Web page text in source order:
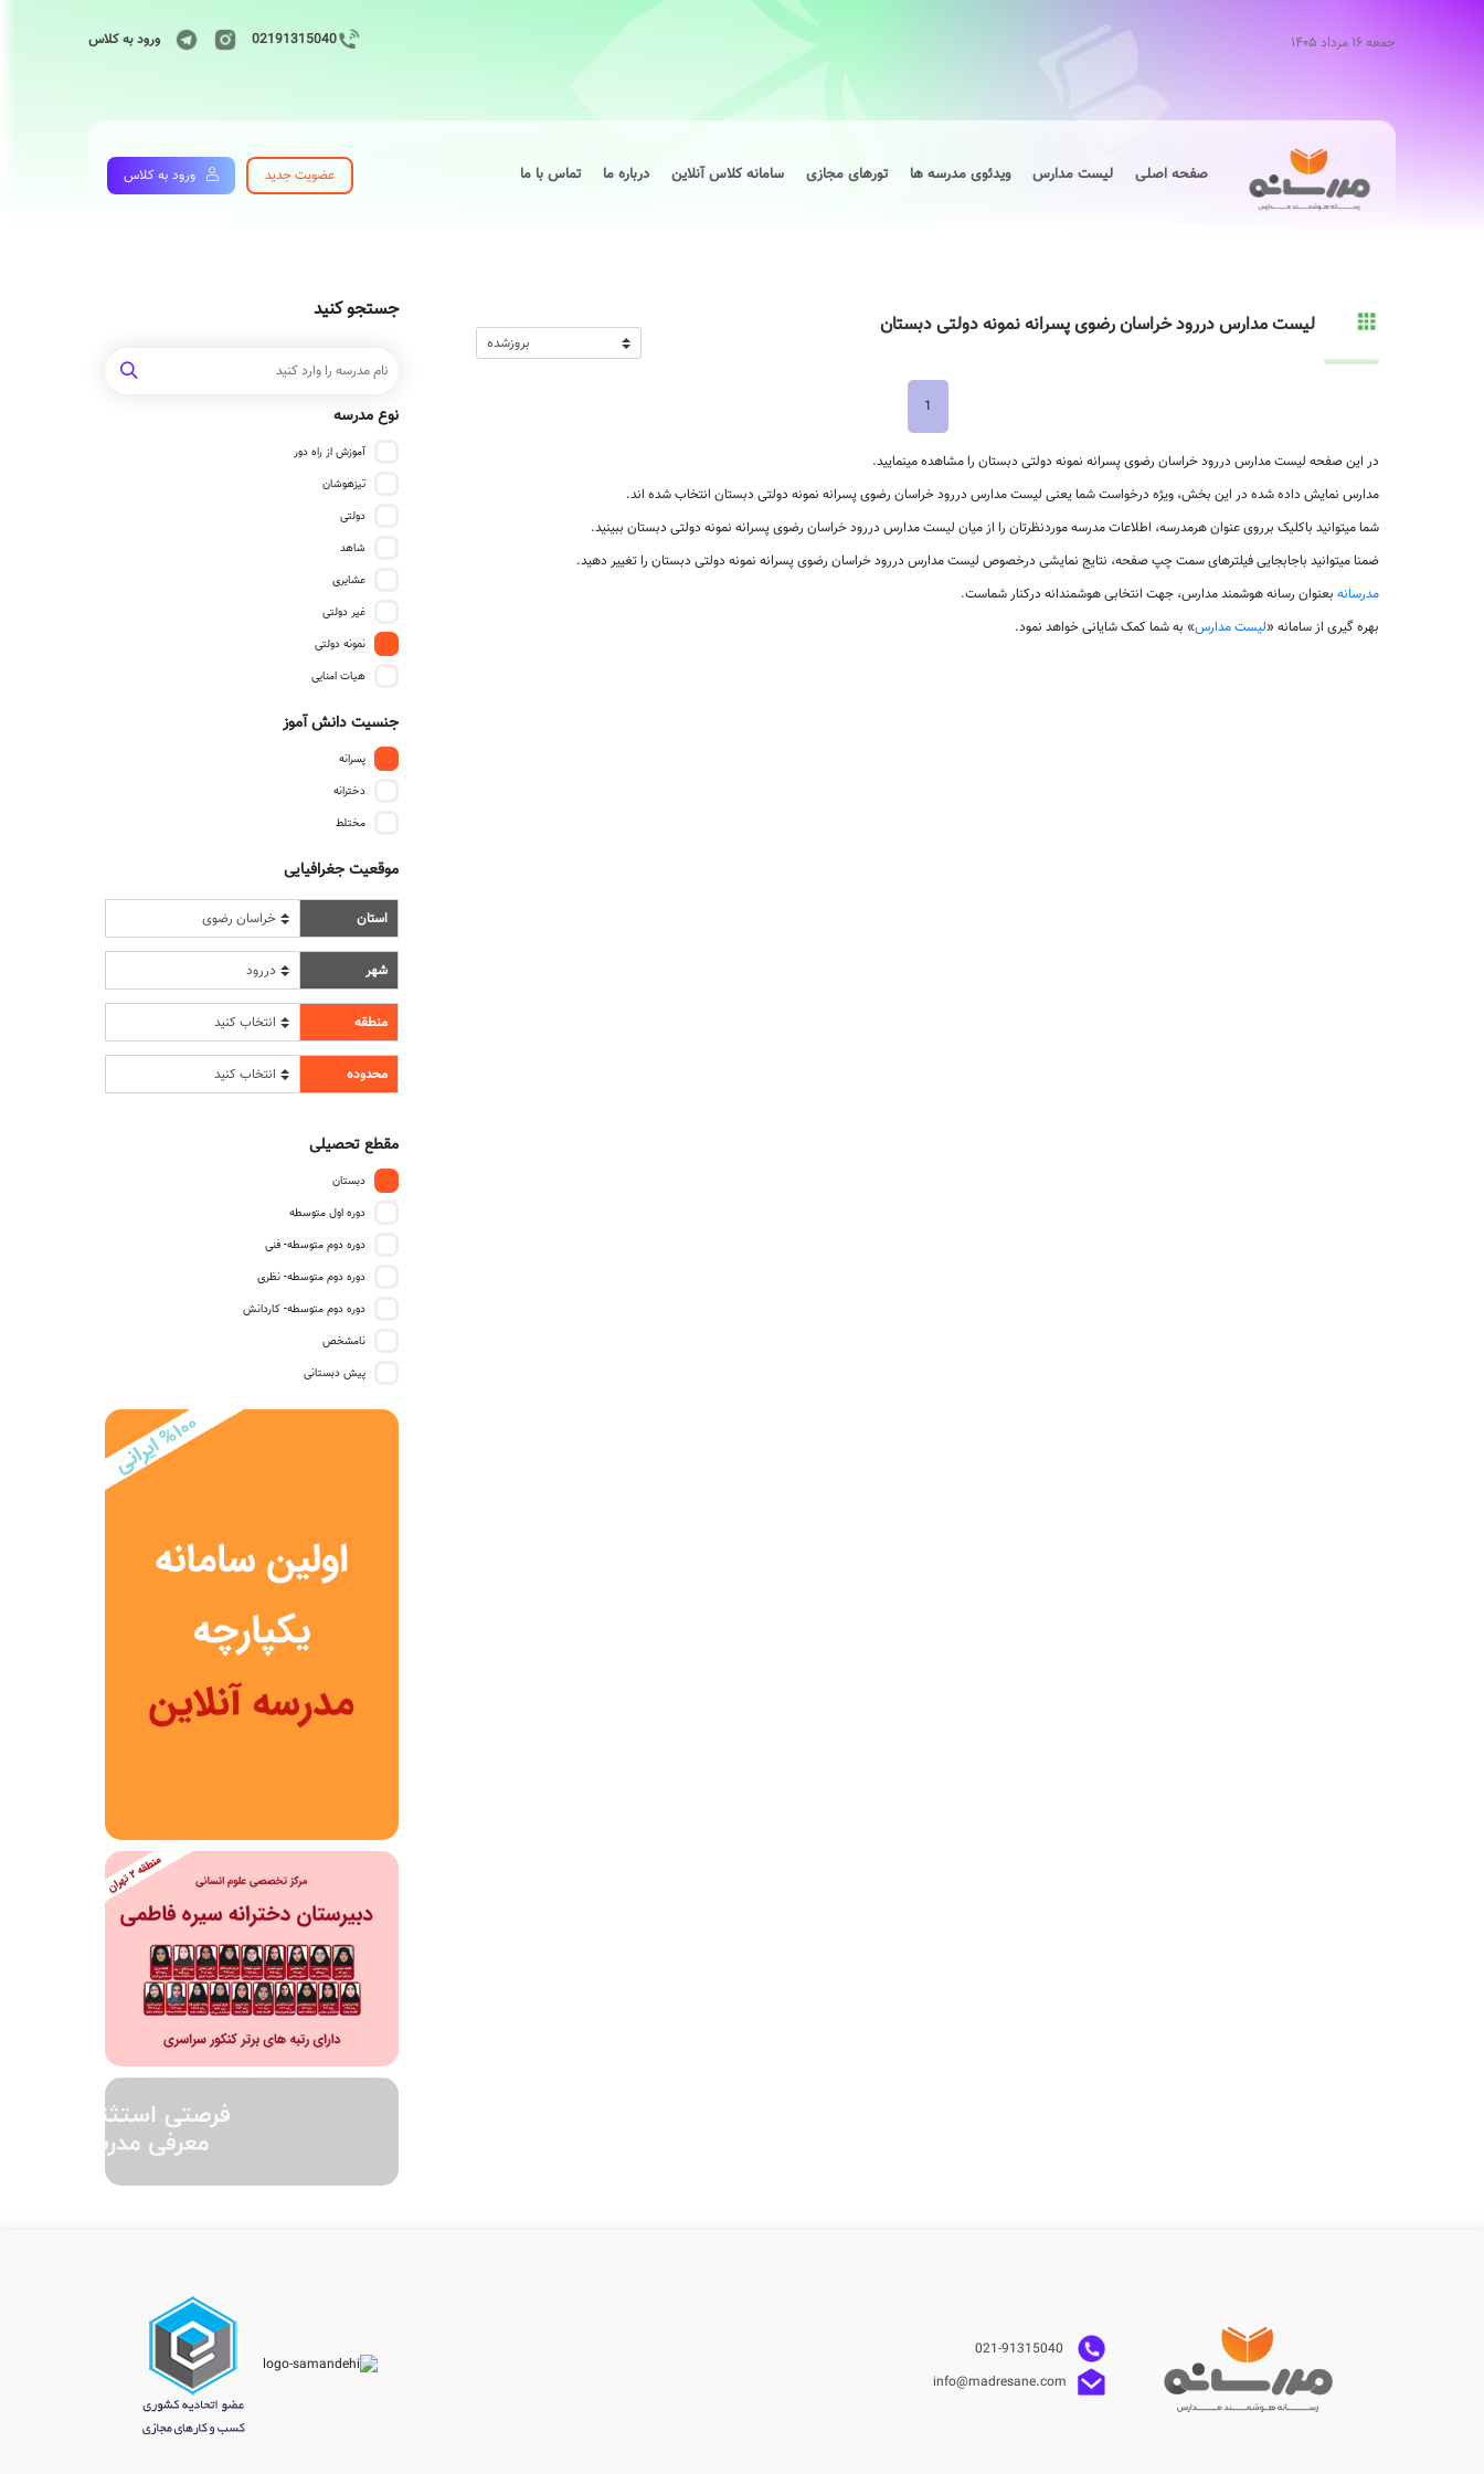
جمعه ۱۶ مرداد ۱۴۰۵ 02191315040 ورود به کلاس
صفحه اصلی لیست مدارس ویدئوی مدرسه ها تورهای مجازی سامانه کلاس آنلاین درباره ما تماس با ما عضویت جدید ورود به کلاس
جستجو کنید
نوع مدرسه
آموزش از راه دور
تیزهوشان
دولتی
شاهد
عشایری
غیر دولتی
نمونه دولتی
هیات امنایی
جنسیت دانش آموز
پسرانه
دخترانه
مختلط
موقعیت جغرافیایی
استان
شهر
منطقه
محدوده
مقطع تحصیلی
دبستان
دوره اول متوسطه
دوره دوم متوسطه- فنی
دوره دوم متوسطه- نظری
دوره دوم متوسطه- کاردانش
نامشخص
پیش دبستانی
لیست مدارس دررود خراسان رضوی پسرانه نمونه دولتی دبستان
1
در این صفحه لیست مدارس دررود خراسان رضوی پسرانه نمونه دولتی دبستان را مشاهده مینمایید.
مدارس نمایش داده شده در این بخش، ویژه درخواست شما یعنی لیست مدارس دررود خراسان رضوی پسرانه نمونه دولتی دبستان انتخاب شده اند.
شما میتوانید باکلیک برروی عنوان هرمدرسه، اطلاعات مدرسه موردنظرتان را از میان لیست مدارس دررود خراسان رضوی پسرانه نمونه دولتی دبستان ببینید.
ضمنا میتوانید باجابجایی فیلترهای سمت چپ صفحه، نتایج نمایشی درخصوص لیست مدارس دررود خراسان رضوی پسرانه نمونه دولتی دبستان را تغییر دهید.
مدرسانه بعنوان رسانه هوشمند مدارس، جهت انتخابی هوشمندانه درکنار شماست.
بهره گیری از سامانه «لیست مدارس» به شما کمک شایانی خواهد نمود.
info@madresane.com